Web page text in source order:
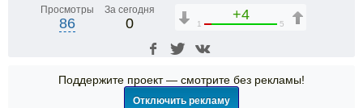
Просмотры
86
За сегодня
0
+4
1 5
Поддержите проект — смотрите без рекламы!
Отключить рекламу